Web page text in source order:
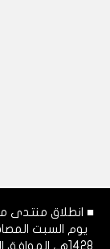
■ انطلاق منتدى
يوم السبت
1428هـ،